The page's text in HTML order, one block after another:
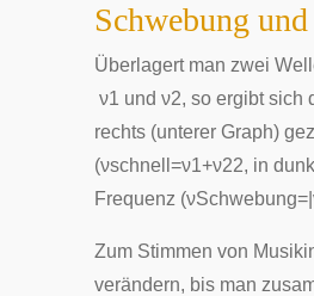
Schwebung
Überlagert man zwei
ν1 und ν2, so ergibt sich
rechts (unterer Graph)
(νschne =ν1+ν22, in
Frequenz (νSchwebung=
Zum Stimmen von
verändern, bis man